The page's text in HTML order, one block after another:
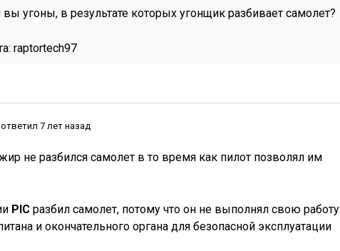
вы угоны, в результате которых угонщик разбивает самолет?
raptortech97
ответил 7 лет назад
не разбился самолет в то время как пилот позволял им
PIC разбил самолет, потому что он не выполнял свою работу
и окончательного органа для безопасной эксплуатации